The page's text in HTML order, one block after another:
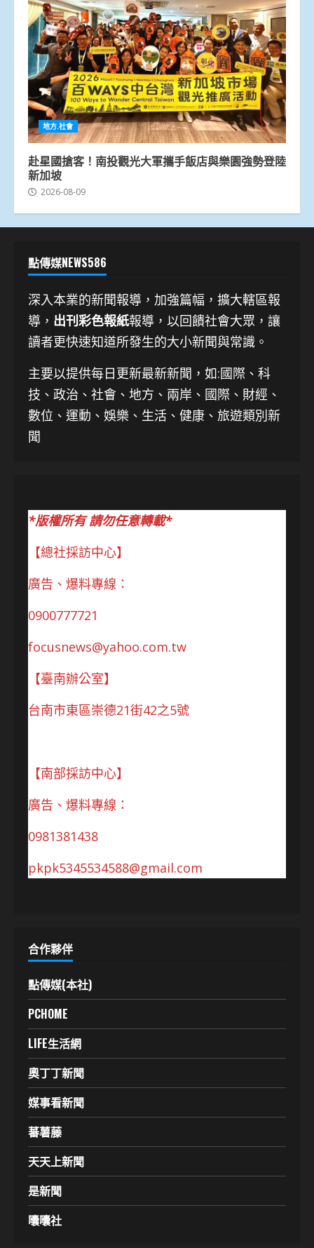
地方.社會
赴星國搶客！南投觀光大軍攜手飯店與樂園強勢登陸
新加坡
2026-08-09
點傳媒NEWS586
深入本業的新聞報導，加強篇幅，擴大轄區報
導， 出刊彩色報紙報導，以回饋社會大眾，讓
讀者更快速知道所發生的大小新聞與常識。
主要以提供每日更新最新新聞 ，如:國際、科
技、 政治、社會、地方、兩岸、國際、財經、
數位、運動、娛樂、生活、健康、旅遊類別新
聞
*版權所有 請勿任意轉載*
【總社採訪中心】
廣告、爆料專線：
0900777721
focusnews@yahoo.com.tw
【臺南辦公室】
台南市東區崇德21街42之5號
【南部採訪中心】
廣告、爆料專線：
0981381438
pkpk5345534588@gmail.com
合作夥伴
點傳媒(本社)
PCHOME
LIFE生活網
奧丁丁新聞
媒事看新聞
蕃薯藤
天天上新聞
是新聞
囔囔社